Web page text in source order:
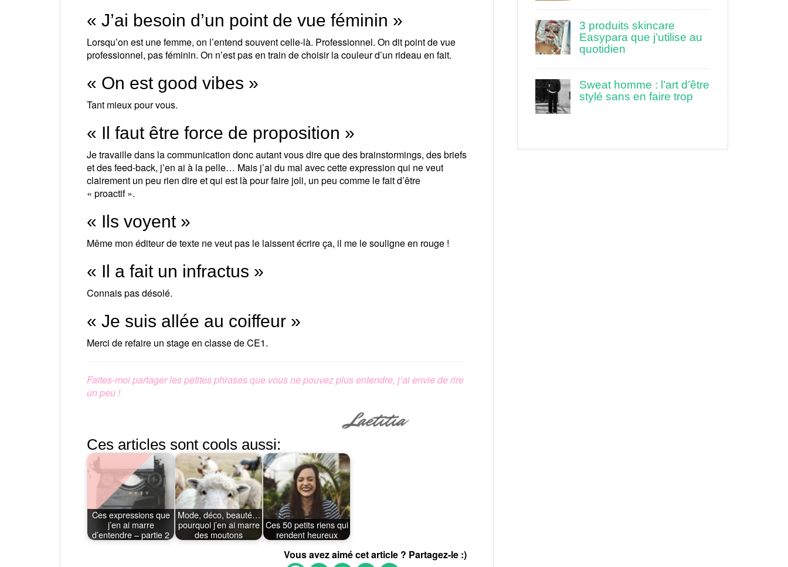
« J’ai besoin d’un point de vue féminin »
Lorsqu’on est une femme, on l’entend souvent celle-là. Professionnel. On dit point de vue
professionnel, pas féminin. On n’est pas en train de choisir la couleur d’un rideau en fait.
« On est good vibes »
Tant mieux pour vous.
« Il faut être force de proposition »
Je travaille dans la communication donc autant vous dire que des brainstormings, des briefs
et des feed-back, j’en ai à la pelle… Mais j’ai du mal avec cette expression qui ne veut
clairement un peu rien dire et qui est là pour faire joli, un peu comme le fait d’être
« proactif ».
« Ils voyent »
Même mon éditeur de texte ne veut pas le laissent écrire ça, il me le souligne en rouge !
« Il a fait un infractus »
Connais pas désolé.
« Je suis allée au coiffeur »
Merci de refaire un stage en classe de CE1.
Faites-moi partager les petites phrases que vous ne pouvez plus entendre, j’ai envie de rire
un peu !
Ces articles sont cools aussi:
Ces expressions que
j’en ai marre
d’entendre – partie 2
Mode, déco, beauté…
pourquoi j’en ai marre
des moutons
Ces 50 petits riens qui
rendent heureux
Vous avez aimé cet article ? Partagez-le :)
3 produits skincare
Easypara que j’utilise au
quotidien
Sweat homme : l’art d’être
stylé sans en faire trop